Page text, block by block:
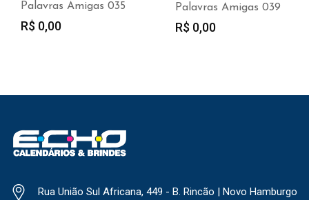
Palavras Amigas 035
R$ 0,00
Palavras Amigas 039
R$ 0,00
Rua União Sul Africana, 449 - B. Rincão | Novo Hamburgo